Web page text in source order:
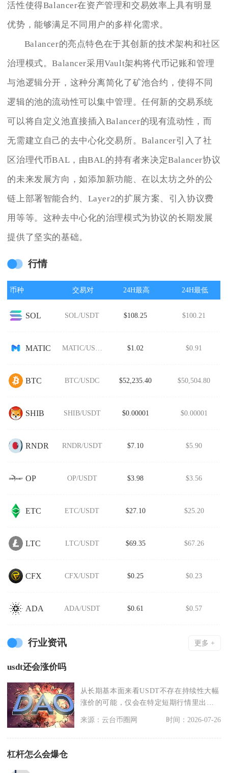
活性使得Balancer在资产管理和交易效率上具有明显
优势，能够满足不同用户的多样化需求。
Balancer的亮点特色在于其创新的技术架构和社区
治理模式。Balancer采用Vault架构将代币记账和管理
与池逻辑分开，这种分离简化了矿池合约，使得不同
逻辑的池的流动性可以集中管理。任何新的交易系统
可以将自定义池直接插入Balancer的现有流动性，而
无需建立自己的去中心化交易所。Balancer引入了社
区治理代币BAL，由BAL的持有者来决定Balancer协议
的未来发展方向，如添加新功能、在以太坊之外的公
链上部署智能合约、Layer2的扩展方案、引入协议费
用等等。这种去中心化的治理模式为协议的长期发展
提供了坚实的基础。
行情
币种 交易对 24H最高 24H最低
SOL SOL/USDT $108.25 $100.21
MATIC MATIC/USDT $1.02 $0.91
BTC BTC/USDC $52,235.40 $50,504.80
SHIB SHIB/USDT $0.00001 $0.00001
RNDR RNDR/USDT $7.10 $5.90
OP OP/USDT $3.98 $3.56
ETC ETC/USDT $27.10 $25.20
LTC LTC/USDT $69.35 $67.26
CFX CFX/USDT $0.25 $0.23
ADA ADA/USDT $0.61 $0.57
行业资讯 更多 +
usdt还会涨价吗
从长期基本面来看USDT不存在持续性大幅
涨价的可能，仅会在特定短期行情里出现
来源：云台币圈网 时间：2026-07-26
杠杆怎么会爆仓